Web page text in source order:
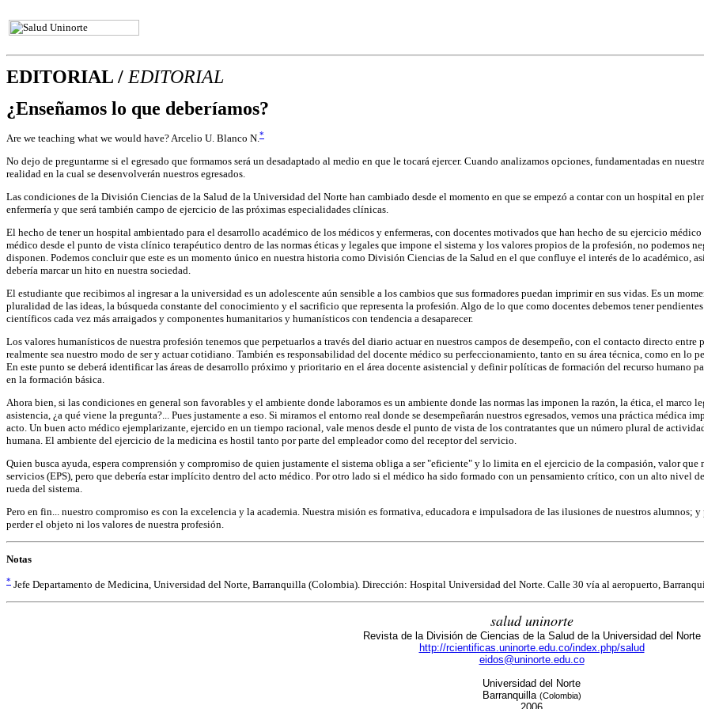
EDITORIAL / EDITORIAL
¿Enseñamos lo que deberíamos?
Are we teaching what we would have? Arcelio U. Blanco N. *
No dejo de preguntarme si el egresado que formamos será un desadaptado al medio en que le tocará ejercer. Cuando analizamos opciones, fundamentadas en
realidad en la cual se desenvolverán nuestros egresados.
Las condiciones de la División Ciencias de la Salud de la Universidad del Norte han cambiado desde el momento en que se empezó a contar con un hospital en
enfermería y que será también campo de ejercicio de las próximas especialidades clínicas.
El hecho de tener un hospital ambientado para el desarrollo académico de los médicos y enfermeras, con docentes motivados que han hecho de su ejercicio
médico desde el punto de vista clínico terapéutico dentro de las normas éticas y legales que impone el sistema y los valores propios de la profesión, no podemos
disponen. Podemos concluir que este es un momento único en nuestra historia como División Ciencias de la Salud en el que confluye el interés de lo académico,
debería marcar un hito en nuestra sociedad.
El estudiante que recibimos al ingresar a la universidad es un adolescente aún sensible a los cambios que sus formadores puedan imprimir en sus vidas. Es un
pluralidad de las ideas, la búsqueda constante del conocimiento y el sacrificio que representa la profesión. Algo de lo que como docentes debemos tener
científicos cada vez más arraigados y componentes humanitarios y humanísticos con tendencia a desaparecer.
Los valores humanísticos de nuestra profesión tenemos que perpetuarlos a través del diario actuar en nuestros campos de desempeño, con el contacto directo
realmente sea nuestro modo de ser y actuar cotidiano. También es responsabilidad del docente médico su perfeccionamiento, tanto en su área técnica, como en lo
En este punto se deberá identificar las áreas de desarrollo próximo y prioritario en el área docente asistencial y definir políticas de formación del recurso humano
en la formación básica.
Ahora bien, si las condiciones en general son favorables y el ambiente donde laboramos es un ambiente donde las normas las imponen la razón, la ética, el marco
asistencia, ¿a qué viene la pregunta?... Pues justamente a eso. Si miramos el entorno real donde se desempeñarán nuestros egresados, vemos una práctica
acto. Un buen acto médico ejemplarizante, ejercido en un tiempo racional, vale menos desde el punto de vista de los contratantes que un número plural de
humana. El ambiente del ejercicio de la medicina es hostil tanto por parte del empleador como del receptor del servicio.
Quien busca ayuda, espera comprensión y compromiso de quien justamente el sistema obliga a ser "eficiente" y lo limita en el ejercicio de la compasión, valor que
servicios (EPS), pero que debería estar implícito dentro del acto médico. Por otro lado si el médico ha sido formado con un pensamiento crítico, con un alto nivel
rueda del sistema.
Pero en fin... nuestro compromiso es con la excelencia y la academia. Nuestra misión es formativa, educadora e impulsadora de las ilusiones de nuestros alumnos;
perder el objeto ni los valores de nuestra profesión.
Notas
* Jefe Departamento de Medicina, Universidad del Norte, Barranquilla (Colombia). Dirección: Hospital Universidad del Norte. Calle 30 vía al aeropuerto,
salud uninorte
Revista de la División de Ciencias de la Salud de la Universidad del Norte
http://rcientificas.uninorte.edu.co/index.php/salud
eidos@uninorte.edu.co
Universidad del Norte
Barranquilla (Colombia)